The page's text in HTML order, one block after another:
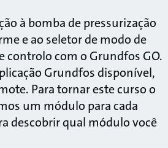
à bomba de pressurização
e ao seletor de modo de
controlo com o Grundfos GO.
Grundfos disponível,
Para tornar este curso o
um módulo para cada
descobrir qual módulo você